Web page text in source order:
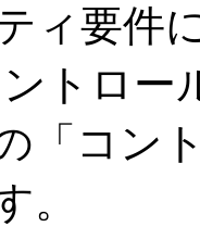
ィ要件
トロー
「コン
。